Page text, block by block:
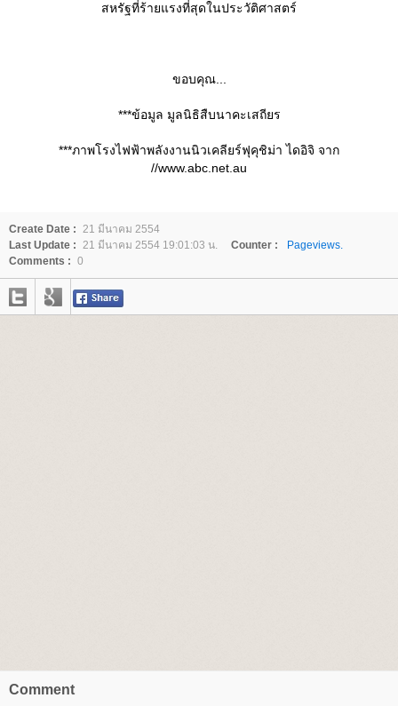
สหรัฐที่ร้ายแรงที่สุดในประวัติศาสตร์
ขอบคุณ...
***ข้อมูล มูลนิธิสืบนาคะเสถียร
***ภาพโรงไฟฟ้าพลังงานนิวเคลียร์ฟุคุชิม่า ไดอิจิ จาก
//www.abc.net.au
Create Date : 21 มีนาคม 2554
Last Update : 21 มีนาคม 2554 19:01:03 น. Counter :
Pageviews.
Comments : 0
Comment